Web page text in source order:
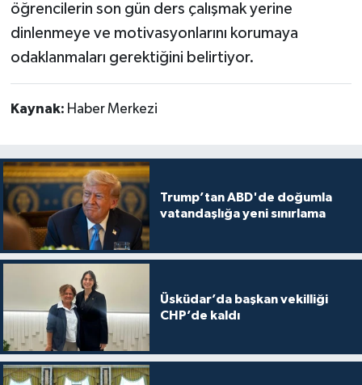
öğrencilerin son gün ders çalışmak yerine
dinlenmeye ve motivasyonlarını korumaya
odaklanmaları gerektiğini belirtiyor.
Kaynak: Haber Merkezi
Trump’tan ABD'de doğumla
vatandaşlığa yeni sınırlama
Üsküdar’da başkan vekilliği
CHP’de kaldı